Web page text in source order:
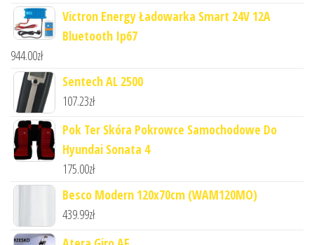
Victron Energy Ładowarka Smart 24V 12A
Bluetooth Ip67
944.00zł
Sentech AL 2500
107.23zł
Pok Ter Skóra Pokrowce Samochodowe Do
Hyundai Sonata 4
175.00zł
Besco Modern 120x70cm (WAM120MO)
439.99zł